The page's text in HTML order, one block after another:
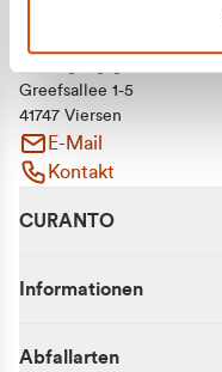
Greefsallee 1-5
41747 Viersen
E-Mail
Kontakt
CURANTO
Informationen
Abfallarten